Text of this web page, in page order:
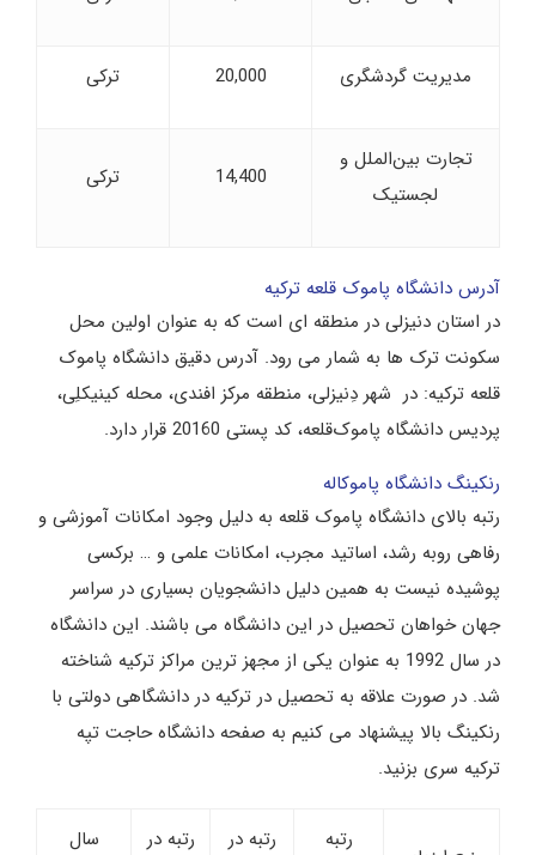
مدیریت گردشگری 20,000 ترکی
تجارت بین‌الملل و
لجستیک
14,400 ترکی
آدرس دانشگاه پاموک قلعه ترکیه
در استان دنیزلی در منطقه ای است که به عنوان اولین محل
سکونت ترک ها به شمار می رود. آدرس دقیق دانشگاه پاموک
‌قلعه ترکیه: در شهر دِنیزلی، منطقه مرکز افندی، محله کینیکلِی،
پردیس دانشگاه پاموک‌قلعه، کد پستی 20160 قرار دارد.
رنکینگ دانشگاه پاموکاله
رتبه بالای دانشگاه پاموک قلعه به دلیل وجود امکانات آموزشی و
رفاهی روبه رشد، اساتید مجرب، امکانات علمی و … برکسی
پوشیده نیست به همین دلیل دانشجویان بسیاری در سراسر
جهان خواهان تحصیل در این دانشگاه می باشند. این دانشگاه
در سال 1992 به عنوان یکی از مجهز ترین مراکز ترکیه شناخته
شد. در صورت علاقه به تحصیل در ترکیه در دانشگاهی دولتی با
رنکینگ بالا پیشنهاد می کنیم به صفحه دانشگاه حاجت تپه
ترکیه سری بزنید.
رتبه
رتبه در
رتبه در
سال